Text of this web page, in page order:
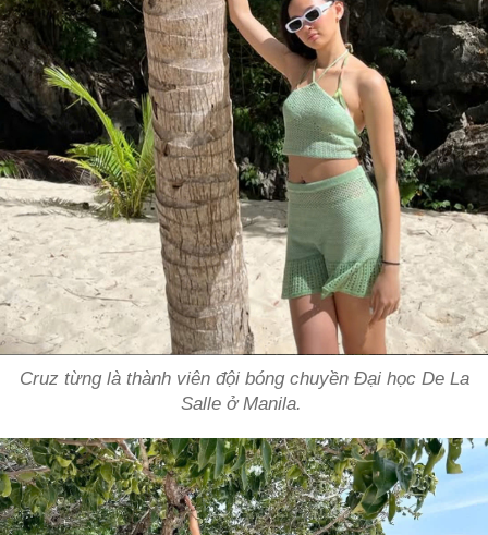
Cruz từng là thành viên đội bóng chuyền Đại học De La
Salle ở Manila.